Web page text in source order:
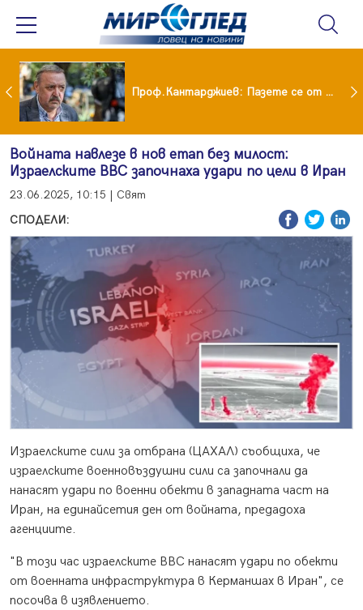
килограмова жена! Искаше бърза печалба... Проф.Кантарджиев: Пазете се от комарите и полово предаваните инфекции
Войната навлезе в нов етап без милост:
Израелските ВВС започнаха удари по цели в Иран
23.06.2025, 10:15 | Свят
СПОДЕЛИ:
Израелските сили за отбрана (ЦАХАЛ) съобщиха, че
израелските военновъздушни сили са започнали да
нанасят удари по военни обекти в западната част на
Иран, на единайсетия ден от войната, предадоха
агенциите.
"В този час израелските ВВС нанасят удари по обекти
от военната инфраструктура в Керманшах в Иран", се
посочва в изявлението.